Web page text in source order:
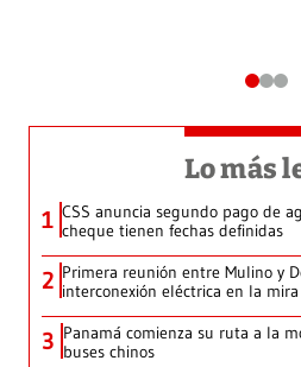
Lo más
1 CSS anuncia segundo pago de
cheque tienen fechas definidas
2 Primera reunión entre Mulino y
interconexión eléctrica en la mira
3 Panamá comienza su ruta a la
buses chinos